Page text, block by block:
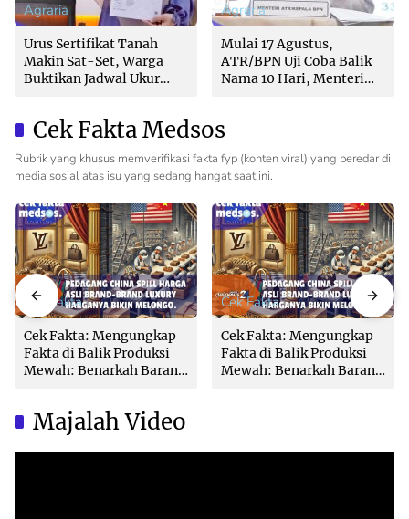
Agraria
Urus Sertifikat Tanah
Makin Sat-Set, Warga
Buktikan Jadwal Ukur
Agraria
Mulai 17 Agustus,
ATR/BPN Uji Coba Balik
Nama 10 Hari, Menteri
Cek Fakta Medsos
Rubrik yang khusus memverifikasi fakta fyp (konten viral) yang beredar di
media sosial atas isu yang sedang hangat saat ini.
Cek Fakta
Cek Fakta: Mengungkap
Fakta di Balik Produksi
Mewah: Benarkah Barang
Cek Fakta
Cek Fakta: Mengungkap
Fakta di Balik Produksi
Mewah: Benarkah Barang
Majalah Video